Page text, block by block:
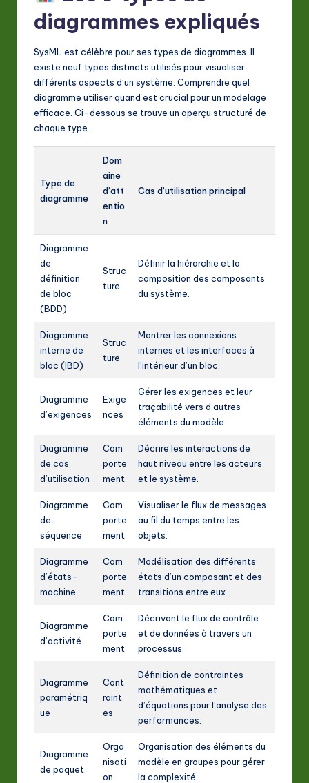
diagrammes expliqués
SysML est célèbre pour ses types de diagrammes. Il
existe neuf types distincts utilisés pour visualiser
différents aspects d’un système. Comprendre quel
diagramme utiliser quand est crucial pour un modelage
efficace. Ci-dessous se trouve un aperçu structuré de
chaque type.
Type de
diagramme
Dom
aine
d’att
entio
n
Cas d’utilisation principal
Diagramme
de
définition
de bloc
(BDD)
Struc
ture
Définir la hiérarchie et la
composition des composants
du système.
Diagramme
interne de
bloc (IBD)
Struc
ture
Montrer les connexions
internes et les interfaces à
l’intérieur d’un bloc.
Diagramme
d’exigences
Exige
nces
Gérer les exigences et leur
traçabilité vers d’autres
éléments du modèle.
Diagramme
de cas
d’utilisation
Com
porte
ment
Décrire les interactions de
haut niveau entre les acteurs
et le système.
Diagramme
de
séquence
Com
porte
ment
Visualiser le flux de messages
au fil du temps entre les
objets.
Diagramme
d’états-
machine
Com
porte
ment
Modélisation des différents
états d’un composant et des
transitions entre eux.
Diagramme
d’activité
Com
porte
ment
Décrivant le flux de contrôle
et de données à travers un
processus.
Diagramme
paramétriq
ue
Cont
raint
es
Définition de contraintes
mathématiques et
d’équations pour l’analyse des
performances.
Diagramme
de paquet
Orga
nisati
on
Organisation des éléments du
modèle en groupes pour gérer
la complexité.